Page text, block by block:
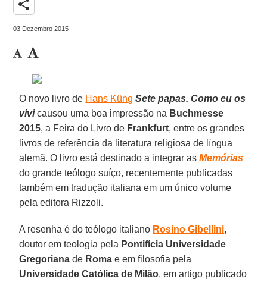
share
03 Dezembro 2015
O novo livro de Hans Küng Sete papas. Como eu os
vivi causou uma boa impressão na Buchmesse
2015, a Feira do Livro de Frankfurt, entre os grandes
livros de referência da literatura religiosa de língua
alemã. O livro está destinado a integrar asMemórias
do grande teólogo suíço, recentemente publicadas
também em tradução italiana em um único volume
pela editora Rizzoli.
A resenha é do teólogo italiano Rosino Gibellini,
doutor em teologia pela Pontifícia Universidade
Gregoriana de Roma e em filosofia pela
Universidade Católica de Milão, em artigo publicado